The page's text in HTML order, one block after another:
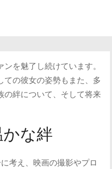
を魅了し続けています。
ての彼女の姿勢もまた、多
の絆について、そして将来
な絆
考え、映画の撮影やプロ